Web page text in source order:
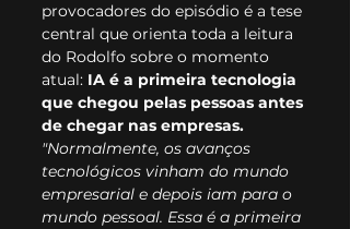
provocadores do episódio é a tese
central que orienta toda a leitura
do Rodolfo sobre o momento
atual: IA é a primeira tecnologia
que chegou pelas pessoas antes
de chegar nas empresas.
"Normalmente, os avanços
tecnológicos vinham do mundo
empresarial e depois iam para o
mundo pessoal. Essa é a primeira